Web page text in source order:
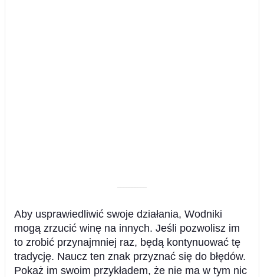
––––––––––
Aby usprawiedliwić swoje działania, Wodniki
mogą zrzucić winę na innych. Jeśli pozwolisz im
to zrobić przynajmniej raz, będą kontynuować tę
tradycję. Naucz ten znak przyznać się do błędów.
Pokaż im swoim przykładem, że nie ma w tym nic